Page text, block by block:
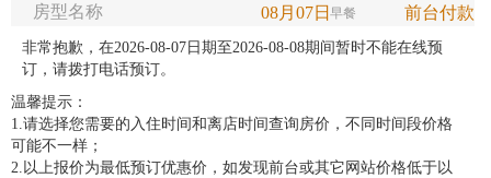
08月07日早餐 前台付款
房型名称
非常抱歉，在2026-08-07日期至2026-08-08期间暂时不能在线预
订，请拨打电话预订。
温馨提示：
1.请选择您需要的入住时间和离店时间查询房价，不同时间段价格
可能不一样；
2.以上报价为最低预订优惠价，如发现前台或其它网站价格低于以